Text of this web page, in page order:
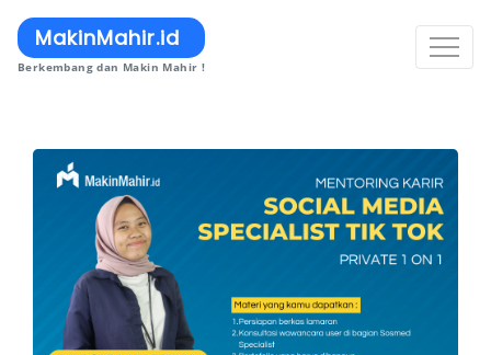
MakinMahir.id
Berkembang dan Makin Mahir !